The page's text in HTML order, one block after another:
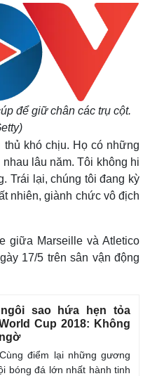
Multimedia
Video
Ảnh
E-Magazine
Infographic
để giữ chân các trụ cột.
thủ khó chịu. Họ có những
lâu năm. Tôi không hi
Trái lại, chúng tôi đang kỳ
nhiên, giành chức vô địch
giữa Marseille và Atletico
17/5 trên sân vận động
sao hứa hẹn tỏa
Cup 2018: Không
điểm lại những gương
bóng đá lớn nhất hành tinh